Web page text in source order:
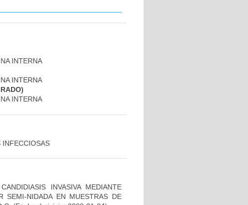
INTERNA
INTERNA
INTERNA
INFECCIOSAS
INVASIVA MEDIANTE
SEMI-NIDADA EN MUESTRAS DE